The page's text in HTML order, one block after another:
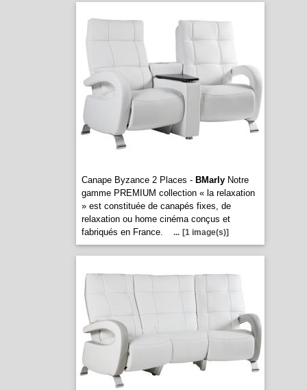
Canape Byzance 2 Places - BMarlyNotre
gamme PREMIUM collection « la relaxation
» est constituée de canapés fixes, de
relaxation ou home cinéma conçus et
fabriqués en France.
... [1 image(s)]